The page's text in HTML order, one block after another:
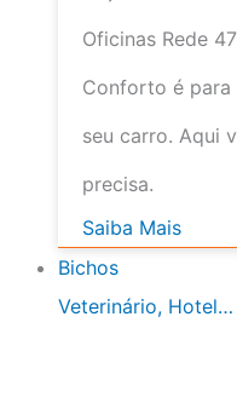
Oficinas Rede
Conforto é para
seu carro. Aqui
precisa.
Saiba Mais
Bichos
Veterinário, Hotel…